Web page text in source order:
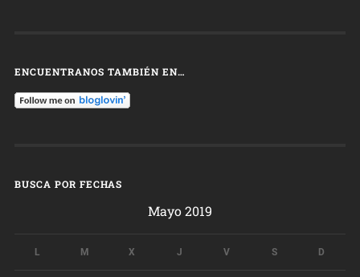
ENCUENTRANOS TAMBIÉN EN…
BUSCA POR FECHAS
Mayo 2019
L M X J V S D